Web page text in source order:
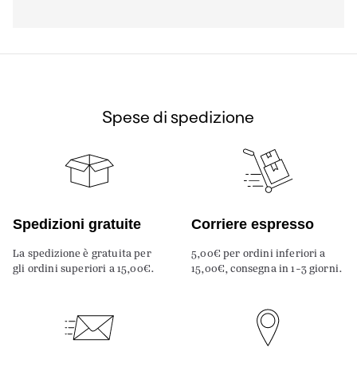
Spese di spedizione
Spedizioni gratuite
La spedizione è gratuita per
gli ordini superiori a 15,00€.
Corriere espresso
5,00€ per ordini inferiori a
15,00€, consegna in 1-3 giorni.